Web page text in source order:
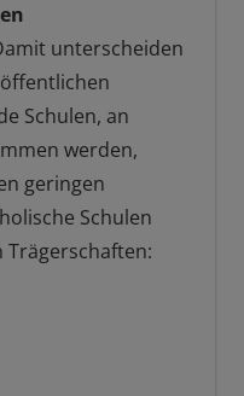
unterscheiden
Schulen, an
werden,
geringen
Schulen
Trägerschaften: